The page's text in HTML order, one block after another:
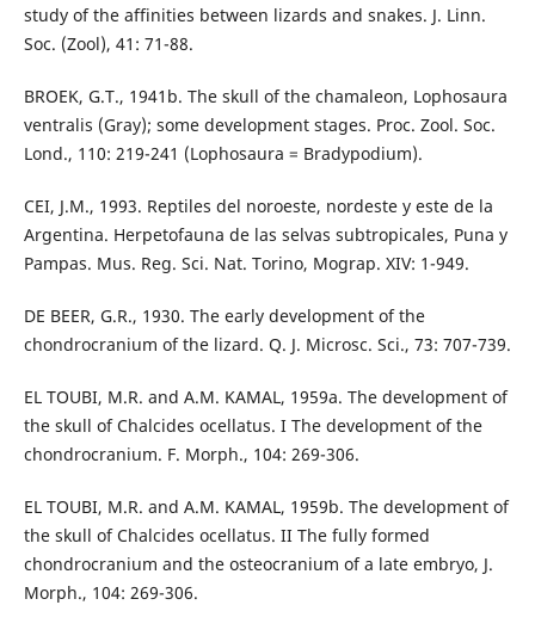
study of the affinities between lizards and snakes. J. Linn.
Soc. (Zool), 41: 71-88.
BROEK, G.T., 1941b. The skull of the chamaleon, Lophosaura
ventralis (Gray); some development stages. Proc. Zool. Soc.
Lond., 110: 219-241 (Lophosaura = Bradypodium).
CEI, J.M., 1993. Reptiles del noroeste, nordeste y este de la
Argentina. Herpetofauna de las selvas subtropicales, Puna y
Pampas. Mus. Reg. Sci. Nat. Torino, Mograp. XIV: 1-949.
DE BEER, G.R., 1930. The early development of the
chondrocranium of the lizard. Q. J. Microsc. Sci., 73: 707-739.
EL TOUBI, M.R. and A.M. KAMAL, 1959a. The development of
the skull of Chalcides ocellatus. I The development of the
chondrocranium. F. Morph., 104: 269-306.
EL TOUBI, M.R. and A.M. KAMAL, 1959b. The development of
the skull of Chalcides ocellatus. II The fully formed
chondrocranium and the osteocranium of a late embryo, J.
Morph., 104: 269-306.